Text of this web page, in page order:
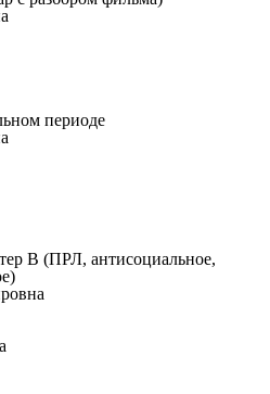
периоде
B (ПРЛ, антисоциальное,